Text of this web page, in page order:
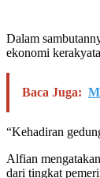
Dalam
ekonomi
Baca Juga:
“Kehadiran
Alfian
dari tingkat